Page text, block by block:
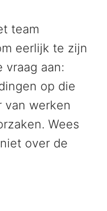
team
eerlijk te zijn
vraag aan:
op die
van werken
Wees
over de